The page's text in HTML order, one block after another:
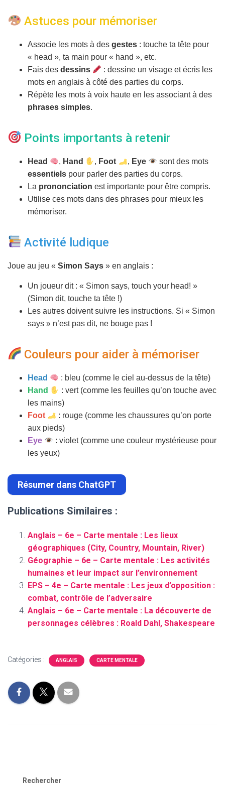
Astuces pour mémoriser
Associe les mots à des gestes : touche ta tête pour
« head », ta main pour « hand », etc.
Fais des dessins
: dessine un visage et écris les
mots en anglais à côté des parties du corps.
Répète les mots à voix haute en les associant à des
phrases simples.
Points importants à retenir
Head , Hand , Foot , Eye
sont des mots
essentiels pour parler des parties du corps.
La prononciation est importante pour être compris.
Utilise ces mots dans des phrases pour mieux les
mémoriser.
Activité ludique
Joue au jeu « Simon Says » en anglais :
Un joueur dit : « Simon says, touch your head! »
(Simon dit, touche ta tête !)
Les autres doivent suivre les instructions. Si « Simon
says » n’est pas dit, ne bouge pas !
Couleurs pour aider à mémoriser
Head
: bleu (comme le ciel au-dessus de la tête)
Hand
: vert (comme les feuilles qu’on touche avec
les mains)
Foot
: rouge (comme les chaussures qu’on porte
aux pieds)
Eye
: violet (comme une couleur mystérieuse pour
les yeux)
Résumer dans ChatGPT
Publications Similaires :
Anglais – 6e – Carte mentale : Les lieux
géographiques (City, Country, Mountain, River)
Géographie – 6e – Carte mentale : Les activités
humaines et leur impact sur l’environnement
EPS – 4e – Carte mentale : Les jeux d’opposition :
combat, contrôle de l’adversaire
Anglais – 6e – Carte mentale : La découverte de
personnages célèbres : Roald Dahl, Shakespeare
Catégories : ANGLAIS CARTE MENTALE
Rechercher